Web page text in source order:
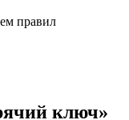
правил
ключ»